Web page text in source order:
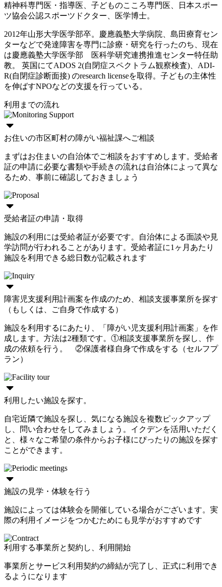
精神科専門医・指導医、子どものこころ専門医、日本スポー
ツ協会公認スポーツドクター、医学博士。
2012年山形大学医学部卒。慶應義塾大学病院、島田療育セン
ターなどで発達障害を専門に診療・研究を行ったのち、現在
は慶應義塾大学医学部 医科学研究連携推進センター特任助
教。 英国にてADOS 2(自閉症スペクトラム観察検査)、ADI-
R(自閉症診断面接) のresearch licenseを取得。子どもの主体性
を伸ばすNPOなどの支援を行っている。
利用までの流れ
お住いの市区町村の障がい福祉課へご相談
まずはお住まいの自治体でご相談をおすすめします。受給者
証の申請に必要な書類や手続きの流れは自治体によって異な
るため、事前に確認しておきましょう
受給者証の申請・取得
施設の利用には受給者証が必要です。自治体による面談や見
学訪問が行われることがあります。受給者証に1ヶ月あたり
施設を利用できる総日数が記載されます
障害児支援利用計画案を作成のため、相談支援事業所を探す
（もしくは、ご自身で作成する）
施設を利用するにあたり、「障がい児支援利用計画案」を作
成します。方法は2種類です。①相談支援事業所を探し、作
成の依頼を行う。 ②保護者様自身で作成をする（セルフプ
ラン）
利用したい施設を探す。
自宅近隣で施設を探し、気になる施設を複数ピックアップ
し、問い合わせをしてみましょう。イクデンを活用いただく
と、様々なご希望の条件からお子様にぴったりの施設を探す
ことができます。
施設の見学・体験を行う
施設によっては体験会を開催している場合がございます。実
際の利用イメージをつかむためにも見学がおすすめです
利用する事業所と契約し、利用開始
事業所とサービス利用契約の締結が完了し、正式に利用でき
るようになります